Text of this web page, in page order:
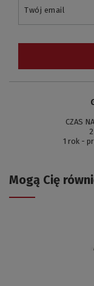
Twój email
CZAS
1 rok -
Mogą Cię